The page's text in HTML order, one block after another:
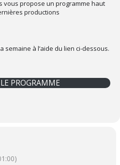
vous propose un programme haut
productions
semaine à l’aide du lien ci-dessous.
PROGRAMME